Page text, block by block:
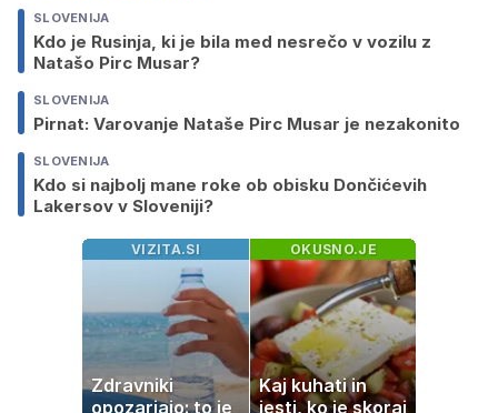
SLOVENIJA
Kdo je Rusinja, ki je bila med nesrečo v vozilu z
Natašo Pirc Musar?
SLOVENIJA
Pirnat: Varovanje Nataše Pirc Musar je nezakonito
SLOVENIJA
Kdo si najbolj mane roke ob obisku Dončićevih
Lakersov v Sloveniji?
VIZITA.SI
Zdravniki
opozarjajo: to je
OKUSNO.JE
Kaj kuhati in
jesti, ko je skoraj